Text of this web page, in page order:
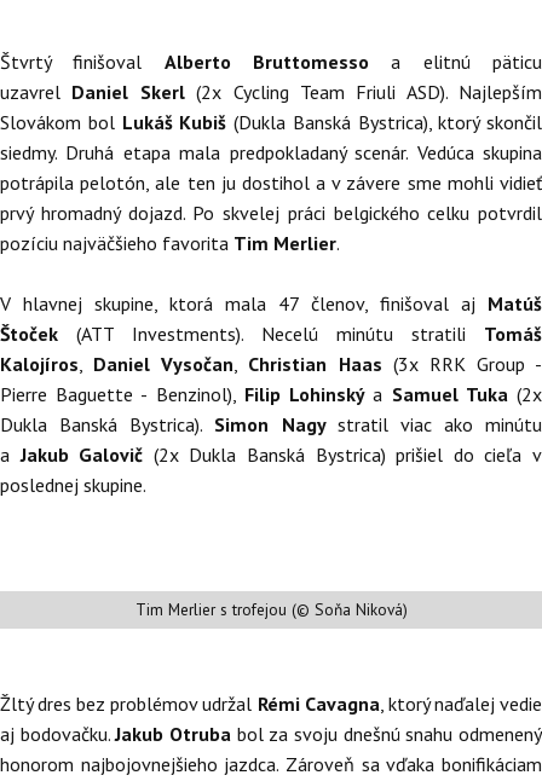
Štvrtý finišoval Alberto Bruttomessoa elitnú päticu
uzavrel Daniel Skerl(2x Cycling Team Friuli ASD). Najlepším
Slovákom bol Lukáš Kubiš (Dukla Banská Bystrica), ktorý skončil
siedmy. Druhá etapa mala predpokladaný scenár. Vedúca skupina
potrápila pelotón, ale ten ju dostihol a v závere sme mohli vidieť
prvý hromadný dojazd. Po skvelej práci belgického celku potvrdil
pozíciu najväčšieho favorita Tim Merlier.
V hlavnej skupine, ktorá mala 47 členov, finišoval aj Matúš
Štoček (ATT Investments). Necelú minútu stratili Tomáš
Kalojíros, Daniel Vysočan, Christian Haas (3x RRK Group -
Pierre Baguette - Benzinol), Filip Lohinskýa Samuel Tuka(2x
Dukla Banská Bystrica). Simon Nagy stratil viac ako minútu
aJakub Galovič (2x Dukla Banská Bystrica) prišiel do cieľa v
poslednej skupine.
Tim Merlier s trofejou (© Soňa Niková)
Žltý dres bez problémov udržal Rémi Cavagna, ktorý naďalej vedie
aj bodovačku.Jakub Otruba bol za svoju dnešnú snahu odmenený
honorom najbojovnejšieho jazdca. Zároveň sa vďaka bonifikáciam